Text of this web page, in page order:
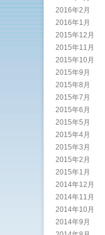
2016年2月
2016年1月
2015年12月
2015年11月
2015年10月
2015年9月
2015年8月
2015年7月
2015年6月
2015年5月
2015年4月
2015年3月
2015年2月
2015年1月
2014年12月
2014年11月
2014年10月
2014年9月